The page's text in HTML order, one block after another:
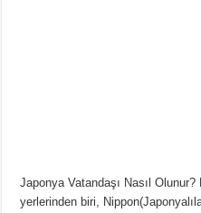
Japonya Vatandaşı Nasıl
yerlerinden biri,